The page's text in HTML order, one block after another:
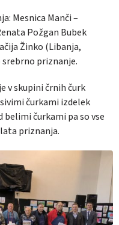
Mesnica Manči –
Požgan Bubek
Žinko (Libanja,
srebrno priznanje.
v skupini črnih čurk
čurkami izdelek
čurkami pa so vse
priznanja.